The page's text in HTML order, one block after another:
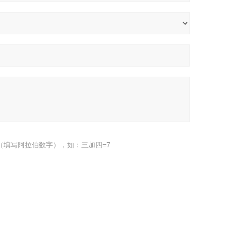
填写阿拉伯数字），如：三加四=7